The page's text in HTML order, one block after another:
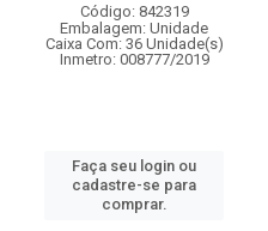
Código: 842319
Embalagem: Unidade
Caixa Com: 36 Unidade(s)
Inmetro: 008777/2019
Faça seu login ou
cadastre-se para
comprar.